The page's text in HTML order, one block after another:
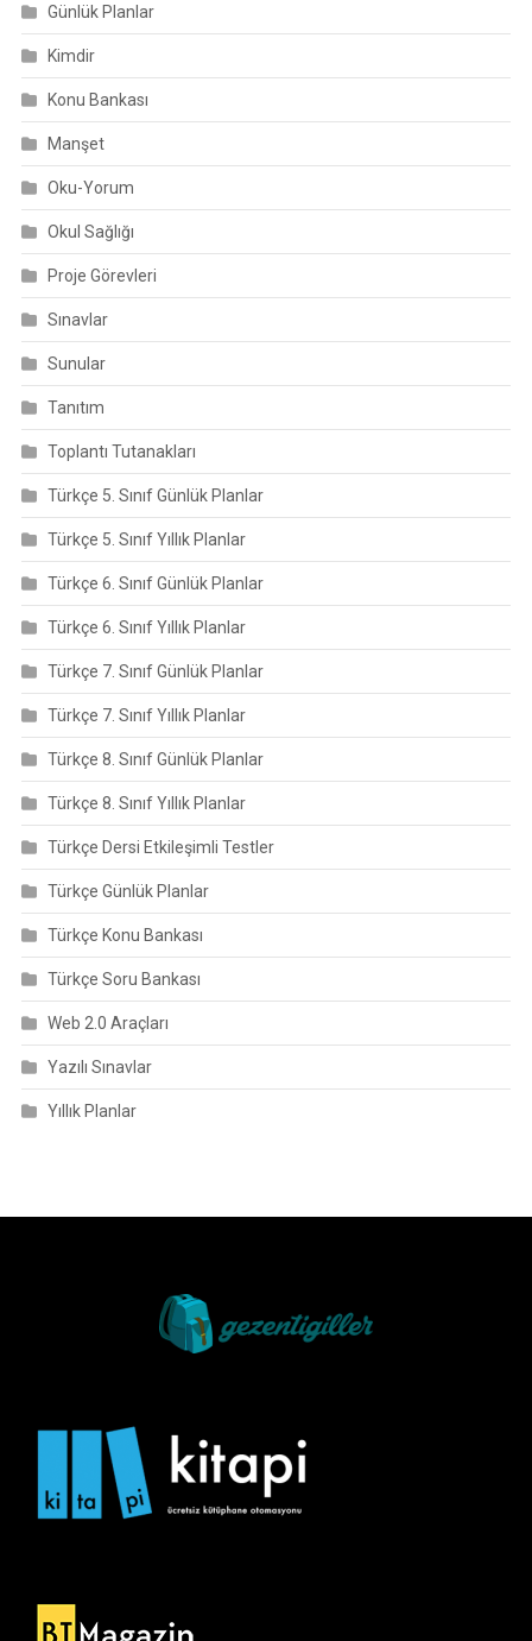
Günlük Planlar
Kimdir
Konu Bankası
Manşet
Oku-Yorum
Okul Sağlığı
Proje Görevleri
Sınavlar
Sunular
Tanıtım
Toplantı Tutanakları
Türkçe 5. Sınıf Günlük Planlar
Türkçe 5. Sınıf Yıllık Planlar
Türkçe 6. Sınıf Günlük Planlar
Türkçe 6. Sınıf Yıllık Planlar
Türkçe 7. Sınıf Günlük Planlar
Türkçe 7. Sınıf Yıllık Planlar
Türkçe 8. Sınıf Günlük Planlar
Türkçe 8. Sınıf Yıllık Planlar
Türkçe Dersi Etkileşimli Testler
Türkçe Günlük Planlar
Türkçe Konu Bankası
Türkçe Soru Bankası
Web 2.0 Araçları
Yazılı Sınavlar
Yıllık Planlar